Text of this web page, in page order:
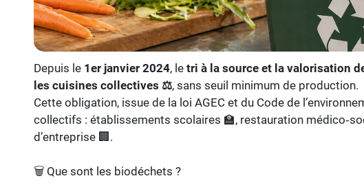
Depuis le 1er janvier 2024, letri à la source et la valorisation
les cuisines collectives ⚖️, sans seuil minimum de production.
Cette obligation, issue de la loi AGEC et du Code de
collectifs : établissements scolaires 🏫, restauration
d’entreprise 🏢.
🗑️ Que sont les biodéchets ?